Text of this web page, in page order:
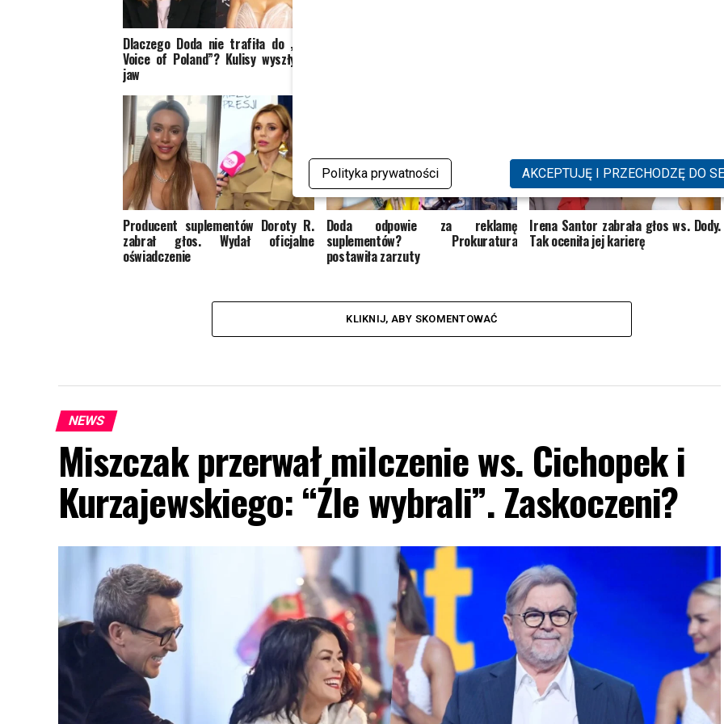
Polityka prywatności AKCEPTUJĘ I PRZECHODZĘ DO
Dlaczego Doda nie trafiła do „The
Voice of Poland”? Kulisy wyszły na
jaw
Producent suplementów Doroty R.
zabrał głos. Wydał oficjalne
oświadczenie
Doda odpowie za reklamę
suplementów? Prokuratura
postawiła zarzuty
Irena Santor zabrała głos ws. Dody.
Tak oceniła jej karierę
KLIKNIJ, ABY SKOMENTOWAĆ
NEWS
Miszczak przerwał milczenie ws. Cichopek i
Kurzajewskiego: “Źle wybrali”. Zaskoczeni?